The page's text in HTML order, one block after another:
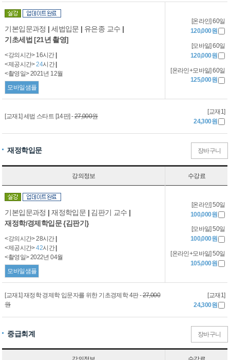
기본입문과정 | 세법입문 | 유은종 교수 |
기초세법 [21년 촬영]
<강의시간> 16시간
<제공시간>24시간
<촬영일> 2021년 12월
모바일샘플
[온라인] 60일
120,000원
[모바일] 60일
120,000원
[온라인+모바일] 60일
125,000원
[교재1] 세법 스타트 [14판] -27,000원
[교재1]
24,300원
재정학입문 장바구니
강의정보 수강료
기본입문과정 | 재정학입문 |김판기 교수 |
재정학/경제학입문 {김판기}
<강의시간> 28시간
<제공시간>42시간
<촬영일> 2022년 04월
모바일샘플
[온라인] 50일
100,000원
[모바일] 50일
100,000원
[온라인+모바일] 50일
105,000원
[교재1] 재정학 경제학 입문자를 위한 기초경제학 4판 -27,000
원
[교재1]
24,300원
중급회계 장바구니